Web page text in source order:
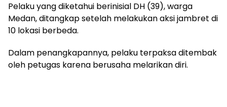
Pelaku yang diketahui berinisial DH (39), warga
Medan, ditangkap setelah melakukan aksi jambret di
10 lokasi berbeda.
Dalam penangkapannya, pelaku terpaksa ditembak
oleh petugas karena berusaha melarikan diri.